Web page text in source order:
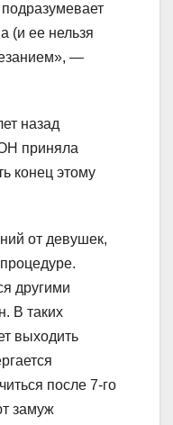
(и ее нельзя
—
назад
приняла
конец этому
от девушек,
другими
В таких
выходить
после 7-го
замуж